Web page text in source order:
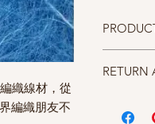
織線材，從
編織朋友不
碼重25g
RETURN
仔細斟酌